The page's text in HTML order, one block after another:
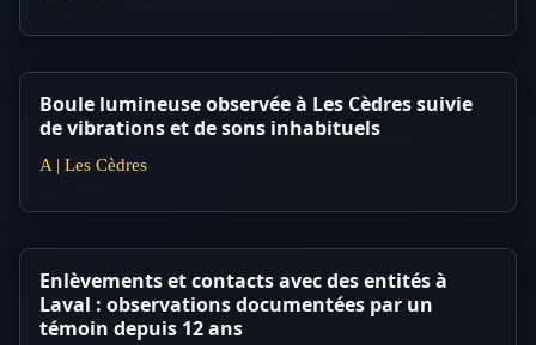
Boule lumineuse observée à Les Cèdres suivie
de vibrations et de sons inhabituels
A | Les Cèdres
Enlèvements et contacts avec des entités à
Laval : observations documentées par un
témoin depuis 12 ans